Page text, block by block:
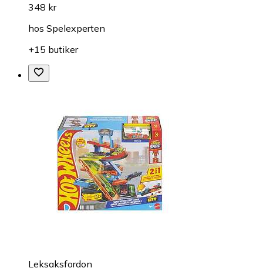
348 kr
hos Spelexperten
+15 butiker
Leksaksfordon